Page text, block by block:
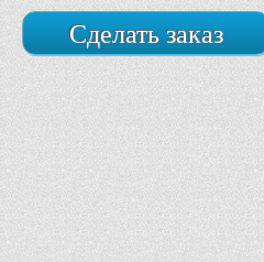
Сделать заказ